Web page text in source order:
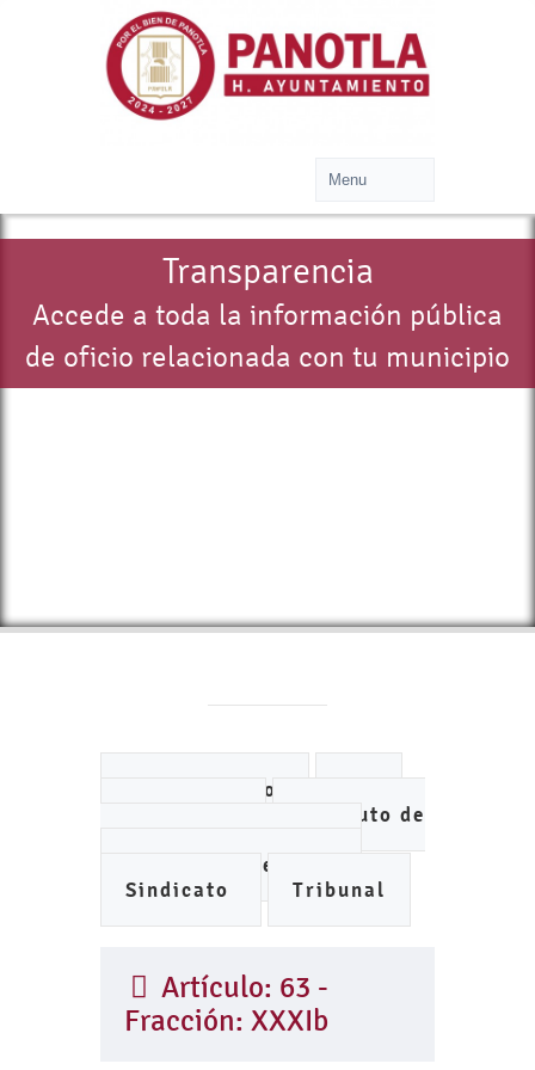
Transparencia
Accede a toda la información pública
de oficio relacionada con tu municipio
Ayuntamiento
Instituto de
Organismo de Agua
Sindicato
Tribunal
Artículo: 63 -
Fracción: XXXIb